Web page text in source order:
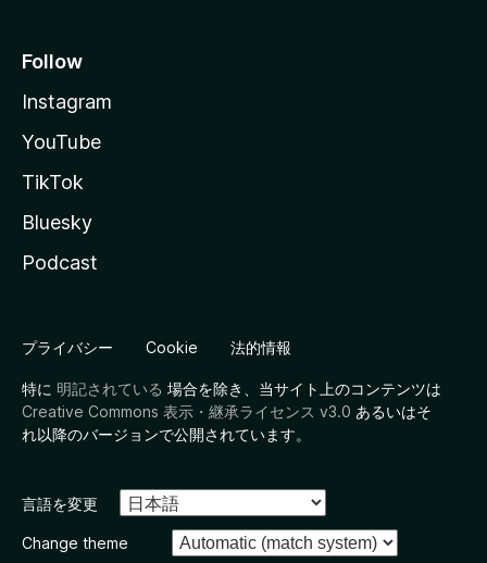
Follow
Instagram
YouTube
TikTok
Bluesky
Podcast
プライバシー Cookie 法的情報
特に 明記されている 場合を除き、当サイト上のコンテンツは
Creative Commons 表示・継承ライセンス v3.0 あるいはそ
れ以降のバージョンで公開されています。
言語を変更
Change theme